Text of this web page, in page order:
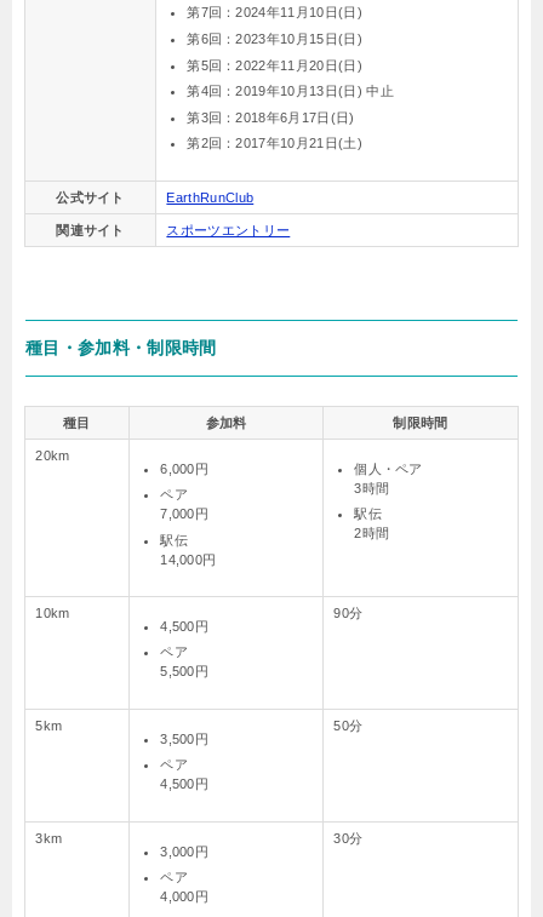
第7回：2024年11月10日(日)
第6回：2023年10月15日(日)
第5回：2022年11月20日(日)
第4回：2019年10月13日(日) 中止
第3回：2018年6月17日(日)
第2回：2017年10月21日(土)
公式サイト EarthRunClub
関連サイト スポーツエントリー
種目・参加料・制限時間
種目 参加料 制限時間
20km
6,000円
ペア
7,000円
駅伝
14,000円
個人・ペア
3時間
駅伝
2時間
10km
4,500円
ペア
5,500円
90分
5km
3,500円
ペア
4,500円
50分
3km
3,000円
ペア
4,000円
30分